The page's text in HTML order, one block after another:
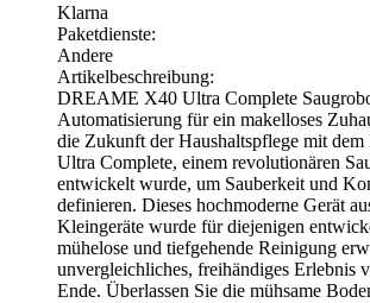
Klarna
Paketdienste:
Andere
Artikelbeschreibung:
DREAME X40 Ultra Complete
Automatisierung für ein makelloses
die Zukunft der Haushaltspflege mit
Ultra Complete, einem revolutionären
entwickelt wurde, um Sauberkeit und
definieren. Dieses hochmoderne Gerät
Kleingeräte wurde für diejenigen
mühelose und tiefgehende Reinigung
unvergleichliches, freihändiges Erlebnis
Ende. Überlassen Sie die mühsame